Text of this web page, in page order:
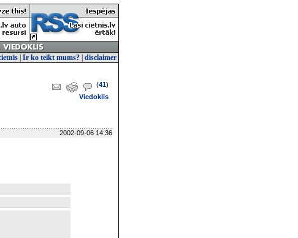
Ir ko teikt mums? disclaimer
(41)
Viedoklis
2002-09-06 14:36